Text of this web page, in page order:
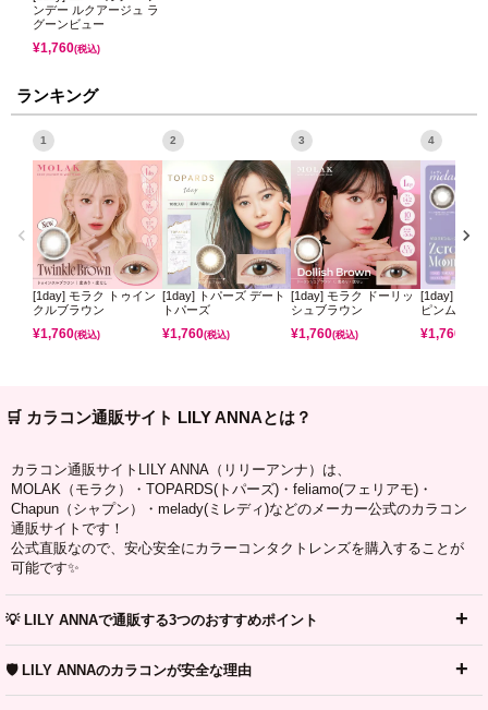
ンデー ルクアージュ ラ
グーンビュー
¥1,760(税込)
ランキング
1
[1day] モラク トゥイン
クルブラウン
¥1,760(税込)
2
[1day] トパーズ デート
トパーズ
¥1,760(税込)
3
[1day] モラク ドーリッ
シュブラウン
¥1,760(税込)
4
[1day] ミレ
ピンムーン
¥1,760
🛒 カラコン通販サイト LILY ANNAとは？
カラコン通販サイトLILY ANNA（リリーアンナ）は、
MOLAK（モラク）・TOPARDS(トパーズ)・feliamo(フェリアモ)・
Chapun（シャプン）・melady(ミレディ)などのメーカー公式のカラコン
通販サイトです！
公式直販なので、安心安全にカラーコンタクトレンズを購入することが
可能です✨
💡 LILY ANNAで通販する3つのおすすめポイント
🛡️ LILY ANNAのカラコンが安全な理由